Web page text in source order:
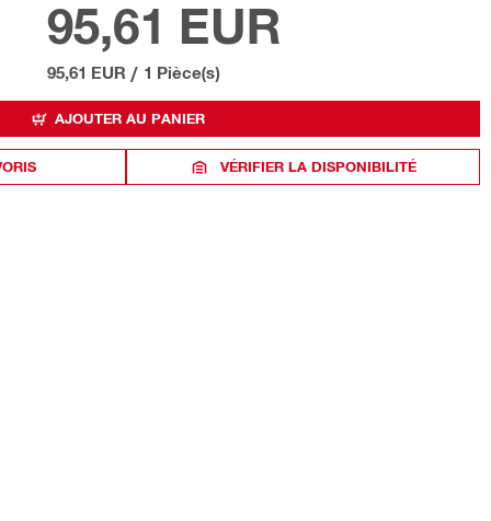
95,61 EUR
95,61 EUR / 1 Pièce(s)
AJOUTER AU PANIER
VÉRIFIER LA DISPONIBILITÉ